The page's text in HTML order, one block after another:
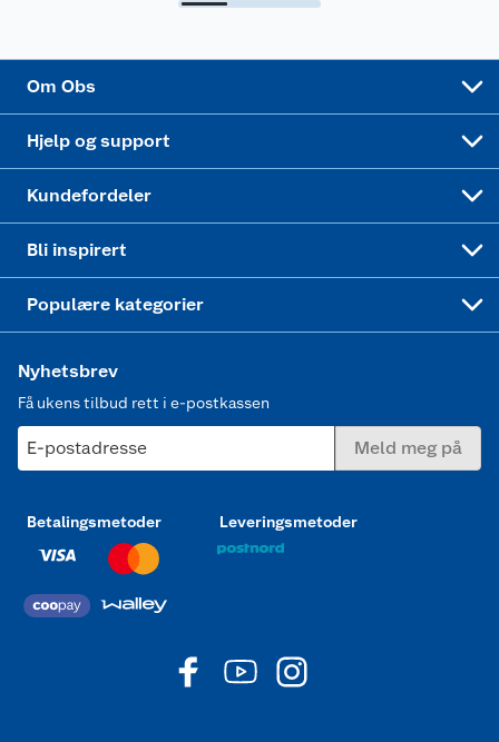
Om Obs
Hjelp og support
Kundefordeler
Bli inspirert
Populære kategorier
Nyhetsbrev
Få ukens tilbud rett i e-postkassen
E-postadresse Meld meg på
Betalingsmetoder Leveringsmetoder